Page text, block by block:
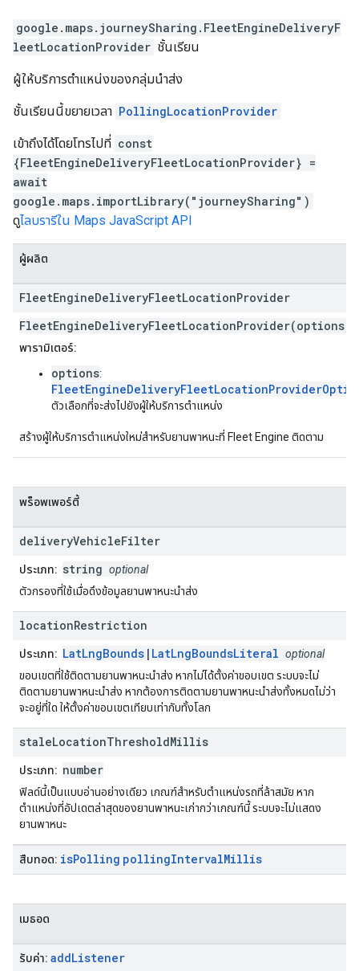
google.maps.journeySharing . FleetEngineDeliveryF
leetLocationProvider ชั้นเรียน
ผู้ให้บริการตำแหน่งของกลุ่มนำส่ง
ชั้นเรียนนี้ขยายเวลา PollingLocationProvider
เข้าถึงได้โดยโทรไปที่ const
{FleetEngineDeliveryFleetLocationProvider} =
await
google.maps.importLibrary("journeySharing")
ดูไลบรารีใน Maps JavaScript API
ผู้ผลิต
FleetEngineDeliveryFleetLocationProvider
FleetEngineDeliveryFleetLocationProvider(options)
พารามิเตอร์:
options:
ตัวเลือกที่จะส่งไปยังผู้ให้บริการตำแหน่ง
สร้างผู้ให้บริการตำแหน่งใหม่สำหรับยานพาหนะที่ Fleet Engine ติดตาม
พร็อพเพอร์ตี้
deliveryVehicleFilter
ประเภท: string optional
ตัวกรองที่ใช้เมื่อดึงข้อมูลยานพาหนะนำส่ง
locationRestriction
ประเภท: LatLngBounds | LatLngBoundsLiteral optional
ขอบเขตที่ใช้ติดตามยานพาหนะนำส่ง หากไม่ได้ตั้งค่าขอบเขต ระบบจะไม่
ติดตามยานพาหนะนำส่ง หากต้องการติดตามยานพาหนะนำส่งทั้งหมดไม่ว่า
จะอยู่ที่ใด ให้ตั้งค่าขอบเขตเทียบเท่ากับทั้งโลก
staleLocationThresholdMillis
ประเภท: number
ฟิลด์นี้เป็นแบบอ่านอย่างเดียว เกณฑ์สำหรับตำแหน่งรถที่ล้าสมัย หาก
ตำแหน่งที่อัปเดตล่าสุดของยานพาหนะเก่ากว่าเกณฑ์นี้ ระบบจะไม่แสดง
ยานพาหนะ
สืบทอด: isPolling pollingIntervalMillis
เมธอด
รับค่า: addListener